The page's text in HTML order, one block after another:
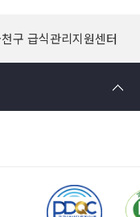
구 급식관리지원센터